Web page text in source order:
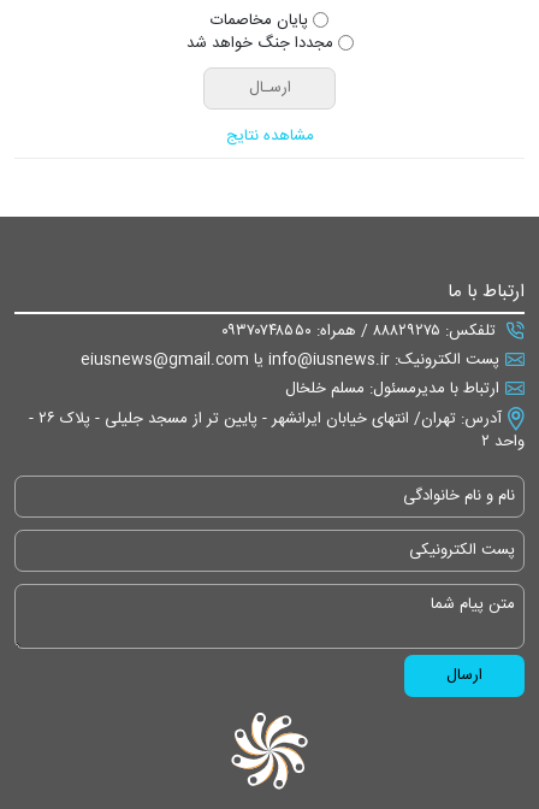
پایان مخاصمات
مجددا جنگ خواهد شد
مشاهده نتایج
ارتباط با ما
تلفکس: ۸۸۸۲۹۲۷۵ / همراه: ۰۹۳۷۰۷۴۸۵۵۰
پست الکترونیک: info@iusnews.ir یا eiusnews@gmail.com
ارتباط با مدیرمسئول: مسلم خلخال
آدرس: تهران/ انتهای خیابان ایرانشهر - پایین تر از مسجد جلیلی - پلاک ۲۶ -
واحد ۲